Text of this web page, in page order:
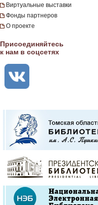
Виртуальные выставки
Фонды партнеров
О проекте
Присоединяйтесь
к нам в соцсетях